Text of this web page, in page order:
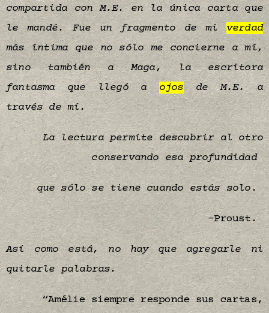
compartida con M.E. en la única carta que
le mandé. Fue un fragmento de miverdad
más íntima que no sólo me concierne a mí,
sino también a Maga, la escritora
fantasma que llegó aojosde M.E. a
través de mí.
La lectura permite descubrir al otro
conservando esa profundidad
que sólo se tiene cuando estás solo.
–Proust.
Así como está, no hay que agregarle ni
quitarlepalabras.
“Amélie siempre responde sus cartas,